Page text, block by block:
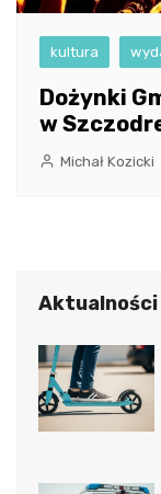
kultura
Dożynki
w
Michał Kozicki
Aktualności